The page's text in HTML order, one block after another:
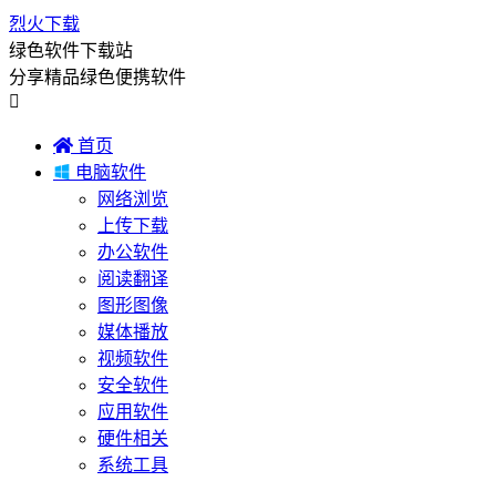
烈火下载
绿色软件下载站
分享精品绿色便携软件

 首页
 电脑软件
网络浏览
上传下载
办公软件
阅读翻译
图形图像
媒体播放
视频软件
安全软件
应用软件
硬件相关
系统工具